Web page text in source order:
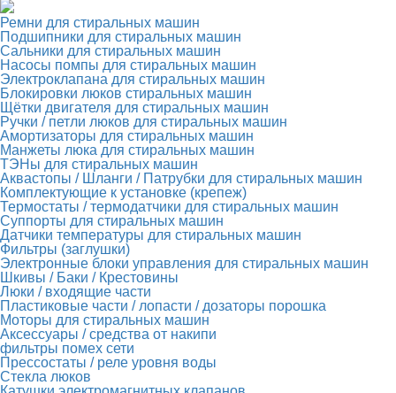
Ремни для стиральных машин
Подшипники для стиральных машин
Сальники для стиральных машин
Насосы помпы для стиральных машин
Электроклапана для стиральных машин
Блокировки люков стиральных машин
Щётки двигателя для стиральных машин
Ручки / петли люков для стиральных машин
Амортизаторы для стиральных машин
Манжеты люка для стиральных машин
ТЭНы для стиральных машин
Аквастопы / Шланги / Патрубки для стиральных машин
Комплектующие к установке (крепеж)
Термостаты / термодатчики для стиральных машин
Суппорты для стиральных машин
Датчики температуры для стиральных машин
Фильтры (заглушки)
Электронные блоки управления для стиральных машин
Шкивы / Баки / Крестовины
Люки / входящие части
Пластиковые части / лопасти / дозаторы порошка
Моторы для стиральных машин
Аксессуары / средства от накипи
фильтры помех сети
Прессостаты / реле уровня воды
Стекла люков